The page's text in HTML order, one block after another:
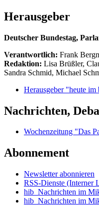
Herausgeber
Deutscher Bundestag,
Verantwortlich: Frank
Redaktion: Lisa Brüßler,
Sandra Schmid, Michael
Herausgeber "heute
Nachrichten,
Wochenzeitung "Das
Abonnement
Newsletter abonnieren
RSS-Dienste (Interner
hib_Nachrichten im
hib_Nachrichten im